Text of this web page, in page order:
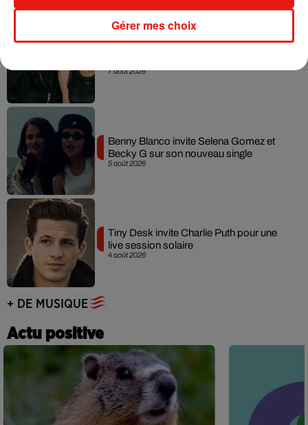
7 août 2026
5 août 2026
Benny Blanco invite Selena Gomez et
Becky G sur son nouveau single
4 août 2026
Tiny Desk invite Charlie Puth pour une
live session solaire
+ DE MUSIQUE
Actu positive
Gérer mes choix